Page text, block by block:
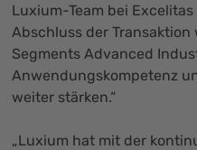
Luxium-Team bei
Abschluss der Transaktion
Segments Advanced
Anwendungskompetenz
weiter stärken.“
„Luxium hat mit der